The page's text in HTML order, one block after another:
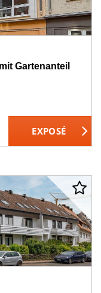
Gartenanteil